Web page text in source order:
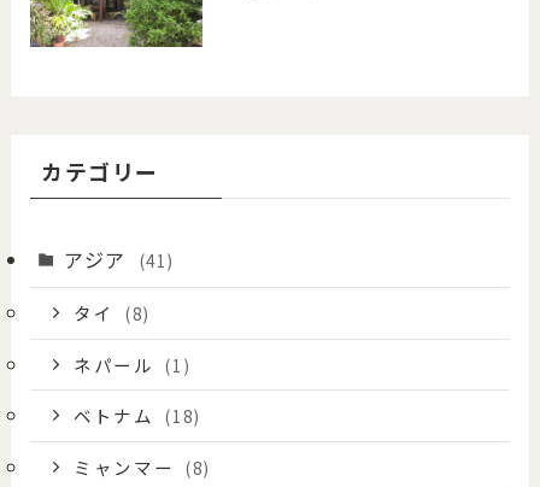
カテゴリー
アジア (41)
タイ (8)
ネパール (1)
ベトナム (18)
ミャンマー (8)